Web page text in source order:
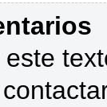
este